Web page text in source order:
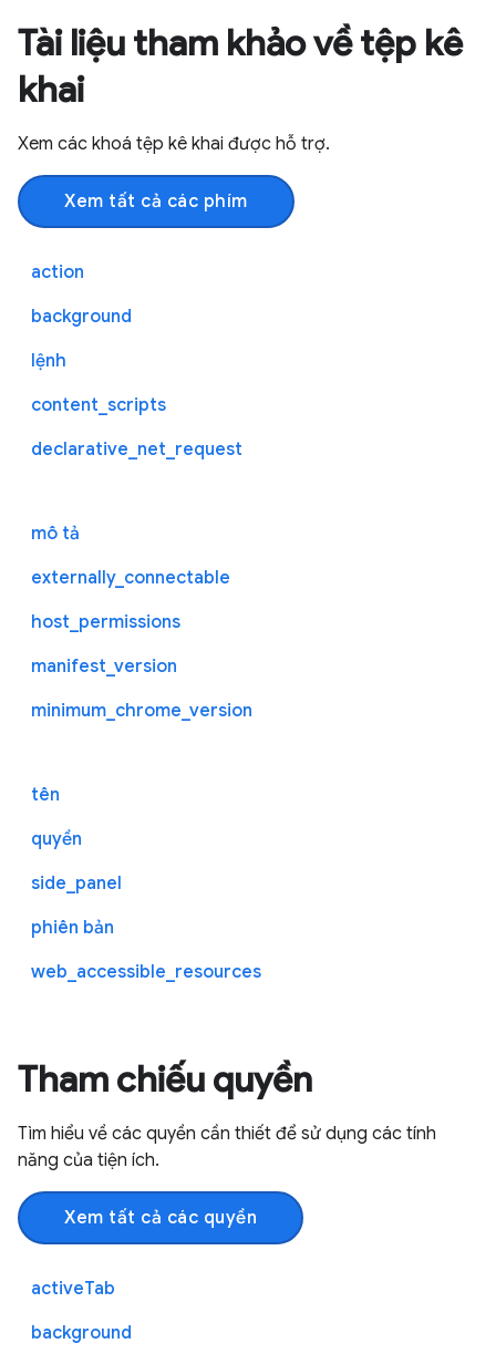
Tài liệu tham khảo về tệp kê
khai
Xem các khoá tệp kê khai được hỗ trợ.
Xem tất cả các phím
action
background
lệnh
content_scripts
declarative_net_request
mô tả
externally_connectable
host_permissions
manifest_version
minimum_chrome_version
tên
quyền
side_panel
phiên bản
web_accessible_resources
Tham chiếu quyền
Tìm hiểu về các quyền cần thiết để sử dụng các tính
năng của tiện ích.
Xem tất cả các quyền
activeTab
background